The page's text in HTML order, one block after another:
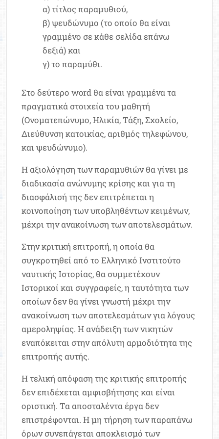
α) τίτλος παραμυθιού,
β) ψευδώνυμο (το οποίο θα είναι
γραμμένο σε κάθε σελίδα επάνω
δεξιά) και
γ) το παραμύθι.
Στο δεύτερο word θα είναι γραμμένα τα
πραγματικά στοιχεία του μαθητή
(Ονοματεπώνυμο, Ηλικία, Τάξη, Σχολείο,
Διεύθυνση κατοικίας, αριθμός τηλεφώνου,
και ψευδώνυμο).
Η αξιολόγηση των παραμυθιών θα γίνει με
διαδικασία ανώνυμης κρίσης και για τη
διασφάλισή της δεν επιτρέπεται η
κοινοποίηση των υποβληθέντων κειμένων,
μέχρι την ανακοίνωση των αποτελεσμάτων.
Στην κριτική επιτροπή, η οποία θα
συγκροτηθεί από το Ελληνικό Ινστιτούτο
ναυτικής Ιστορίας, θα συμμετέχουν
Ιστορικοί και συγγραφείς, η ταυτότητα των
οποίων δεν θα γίνει γνωστή μέχρι την
ανακοίνωση των αποτελεσμάτων για λόγους
αμεροληψίας. Η ανάδειξη των νικητών
εναπόκειται στην απόλυτη αρμοδιότητα της
επιτροπής αυτής.
Η τελική απόφαση της κριτικής επιτροπής
δεν επιδέχεται αμφισβήτησης και είναι
οριστική. Τα αποσταλέντα έργα δεν
επιστρέφονται. H μη τήρηση των παραπάνω
όρων συνεπάγεται αποκλεισμό των